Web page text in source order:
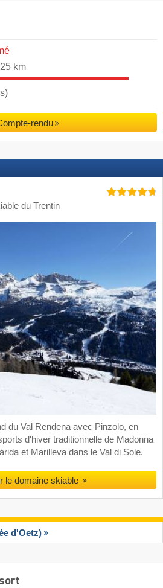
km
rendu
du Trentin
du Val Rendena avec Pinzolo, en
d'hiver traditionnelle de Madonna
et Marilleva dans le Val di Sole.
le domaine skiable
d'Oetz)